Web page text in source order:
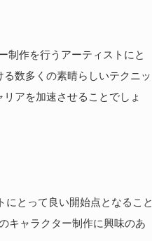
制作を行うアーティストにと
数多くの素晴らしいテクニッ
アを加速させることでしょ
にとって良い開始点となること
キャラクター制作に興味のあ